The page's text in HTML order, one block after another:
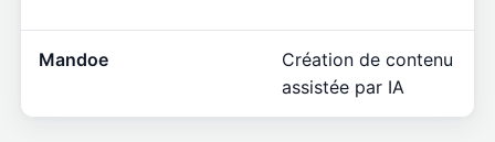
Mandoe
Création de contenu
assistée par IA